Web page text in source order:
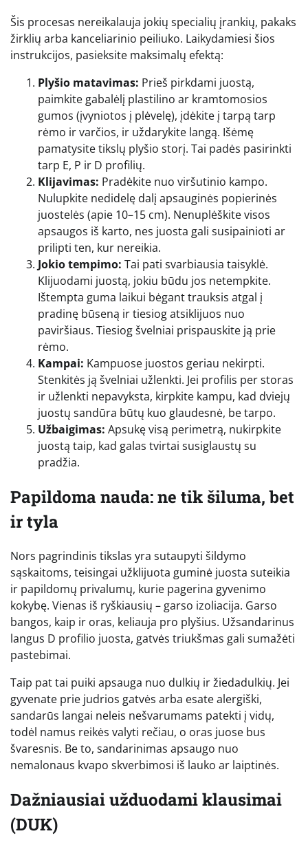
Šis procesas nereikalauja jokių specialių įrankių, pakaks
žirklių arba kanceliarinio peiliuko. Laikydamiesi šios
instrukcijos, pasieksite maksimalų efektą:
Plyšio matavimas: Prieš pirkdami juostą,
paimkite gabalėlį plastilino ar kramtomosios
gumos (įvyniotos į plėvelę), įdėkite į tarpą tarp
rėmo ir varčios, ir uždarykite langą. Išėmę
pamatysite tikslų plyšio storį. Tai padės pasirinkti
tarp E, P ir D profilių.
Klijavimas: Pradėkite nuo viršutinio kampo.
Nulupkite nedidelę dalį apsauginės popierinės
juostelės (apie 10–15 cm). Nenuplėškite visos
apsaugos iš karto, nes juosta gali susipainioti ar
prilipti ten, kur nereikia.
Jokio tempimo: Tai pati svarbiausia taisyklė.
Klijuodami juostą, jokiu būdu jos netempkite.
Ištempta guma laikui bėgant trauksis atgal į
pradinę būseną ir tiesiog atsiklijuos nuo
paviršiaus. Tiesiog švelniai prispauskite ją prie
rėmo.
Kampai: Kampuose juostos geriau nekirpti.
Stenkitės ją švelniai užlenkti. Jei profilis per storas
ir užlenkti nepavyksta, kirpkite kampu, kad dviejų
juostų sandūra būtų kuo glaudesnė, be tarpo.
Užbaigimas: Apsukę visą perimetrą, nukirpkite
juostą taip, kad galas tvirtai susiglaustų su
pradžia.
Papildoma nauda: ne tik šiluma, bet
ir tyla
Nors pagrindinis tikslas yra sutaupyti šildymo
sąskaitoms, teisingai užklijuota guminė juosta suteikia
ir papildomų privalumų, kurie pagerina gyvenimo
kokybę. Vienas iš ryškiausių – garso izoliacija. Garso
bangos, kaip ir oras, keliauja pro plyšius. Užsandarinus
langus D profilio juosta, gatvės triukšmas gali sumažėti
pastebimai.
Taip pat tai puiki apsauga nuo dulkių ir žiedadulkių. Jei
gyvenate prie judrios gatvės arba esate alergiški,
sandarūs langai neleis nešvarumams patekti į vidų,
todėl namus reikės valyti rečiau, o oras juose bus
švaresnis. Be to, sandarinimas apsaugo nuo
nemalonaus kvapo skverbimosi iš lauko ar laiptinės.
Dažniausiai užduodami klausimai
(DUK)